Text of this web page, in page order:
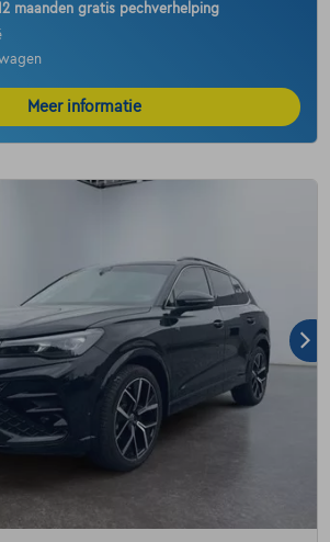
maanden gratis pechverhelping
Meer informatie